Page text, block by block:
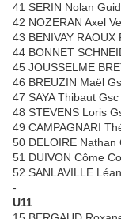
41 SERIN Nolan
42 NOZERAN Axel
43 BENIVAY
44 BONNET
45 JOUSSELME
46 BREUZIN Maël
47 SAYA Thibaut
48 STEVENS Loris
49 CAMPAGNARI
50 DELOIRE Nathan
51 DUIVON Côme
52 SANLAVILLE
-
U11